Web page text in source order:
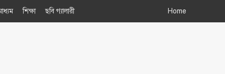
শিক্ষা ছবি গ্যালারী Home